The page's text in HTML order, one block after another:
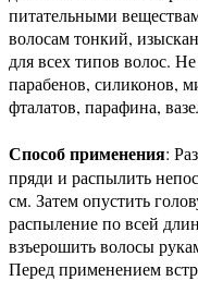
питательными
волосам тонкий,
для всех типов волос.
парабенов, силиконов,
фталатов, парафина,
Способ применения:
пряди и распылить
см. Затем опустить
распыление по всей
взъерошить волосы
Перед применением